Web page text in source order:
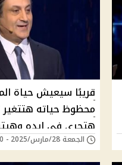
قريبًا سيعيش حياة
محظوظ حياته هتتغير
هتجري في إيده
وفقًا لـ توقعات ميشال
الجمعة 28/مارس/2025 - 09:00 م